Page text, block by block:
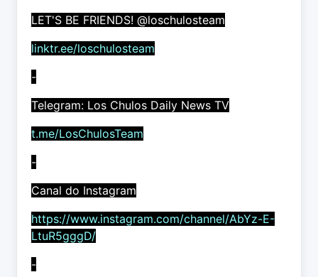
LET'S BE FRIENDS! @loschulosteam
linktr.ee/loschulosteam
-
Telegram: Los Chulos Daily News TV
t.me/LosChulosTeam
-
Canal do Instagram
https://www.instagram.com/channel/AbYz-E-
LtuR5gggD/
-